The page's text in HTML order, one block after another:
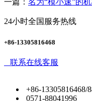
一篇： 名为“模小速”的
24小时全国服务热线
+86-13305816468
联系在线客服
+86-13305816468/
0571-88041996